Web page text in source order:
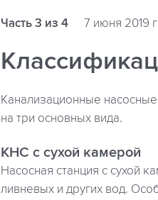
Часть 3 из 4 7 июня 2019 г
Канализационные
на три основных вида.
КНС с сухой камерой
Насосная станция с сухой
ливневых и других вод.